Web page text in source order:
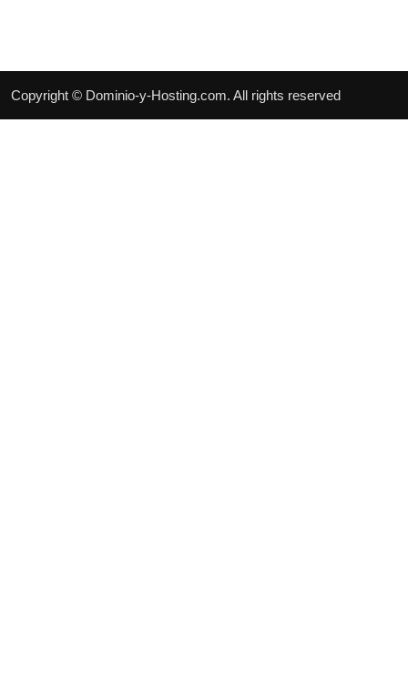
Copyright © Dominio-y-Hosting.com. All rights reserved